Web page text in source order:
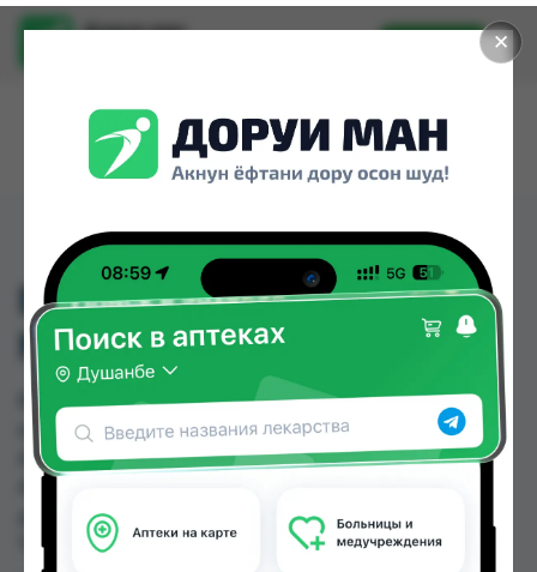
✕
Доруи ман
Установить
ВАНКОМИЦИН ФЛ 1Г
№1
ВАНКОМИЦИН ФЛ 1Г №1 можно купить или
заказать в аптеках, Абубакри Карим, Авиценна,
АЗИЗ ВАКО , Алишер-К, Аптека + 24/7, Аптека
до 47.00 TJS в Душанбе и других городах
Таджикистана